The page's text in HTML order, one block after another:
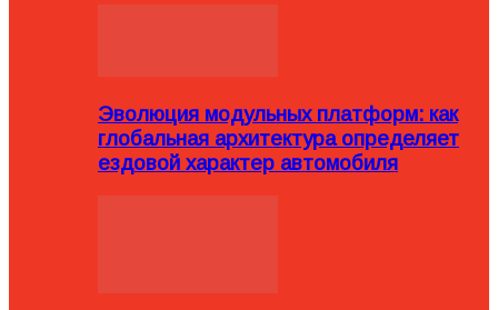
Эволюция модульных платформ: как
глобальная архитектура определяет
ездовой характер автомобиля